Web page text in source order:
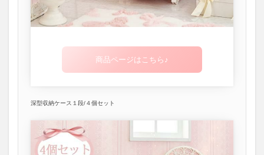
商品ページはこちら♪
深型収納ケース１段/４個セット